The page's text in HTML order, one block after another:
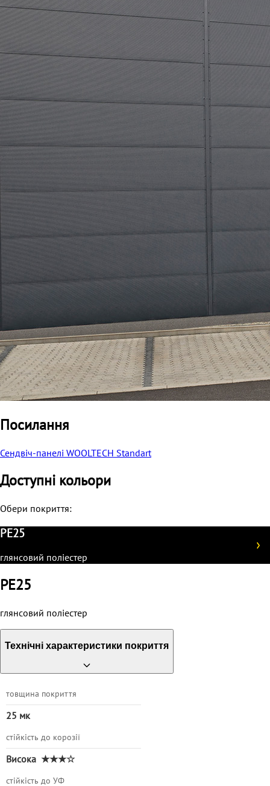
Посилання
Сендвіч-панелі WOOLTECH Standart
Доступні кольори
Обери покриття:
PE25
глянсовий поліестер
PE25
глянсовий поліестер
Технічні характеристики покриття
товщина покриття
25 мк
стійкість до корозії
Висока ★★★☆
стійкість до УФ